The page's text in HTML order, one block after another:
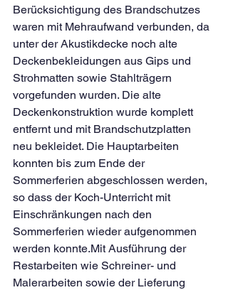
Berücksichtigung des Brandschutzes
waren mit Mehraufwand verbunden, da
unter der Akustikdecke noch alte
Deckenbekleidungen aus Gips und
Strohmatten sowie Stahlträgern
vorgefunden wurden. Die alte
Deckenkonstruktion wurde komplett
entfernt und mit Brandschutzplatten
neu bekleidet. Die Hauptarbeiten
konnten bis zum Ende der
Sommerferien abgeschlossen werden,
so dass der Koch-Unterricht mit
Einschränkungen nach den
Sommerferien wieder aufgenommen
werden konnte.Mit Ausführung der
Restarbeiten wie Schreiner- und
Malerarbeiten sowie der Lieferung